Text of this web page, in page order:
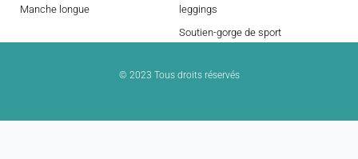
Manche longue
leggings
Soutien-gorge de sport
© 2023 Tous droits réservés